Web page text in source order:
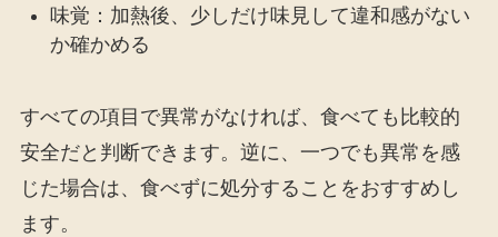
味覚：加熱後、少しだけ味見して違和感がない
か確かめる
すべての項目で異常がなければ、食べても比較的
安全だと判断できます。逆に、一つでも異常を感
じた場合は、食べずに処分することをおすすめし
ます。